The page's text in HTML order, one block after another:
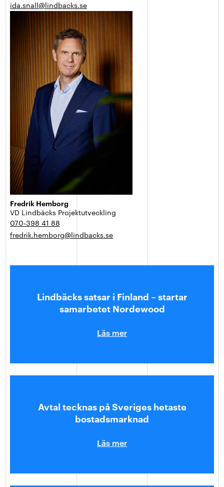
ida.snall@lindbacks.se
Fredrik Hemborg
VD Lindbäcks Projektutveckling
070-398 41 88
fredrik.hemborg@lindbacks.se
Lindbäcks satsar i Finland – startar
samarbetet Nordewood
Läs mer
Avtal tecknas på Sveriges hetaste
bostadsmarknad
Läs mer